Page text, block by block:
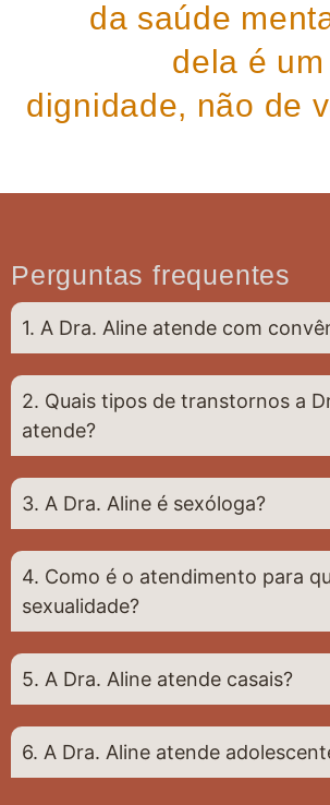
da saúde
dela é
dignidade, não de
Perguntas frequentes
1. A Dra. Aline atende com
2. Quais tipos de transtornos a
atende?
3. A Dra. Aline é sexóloga?
4. Como é o atendimento para
sexualidade?
5. A Dra. Aline atende casais?
6. A Dra. Aline atende